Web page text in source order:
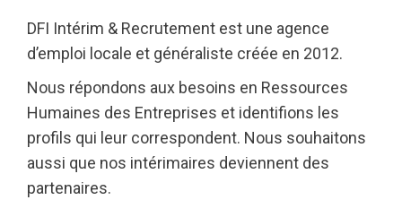
DFI Intérim & Recrutement est une agence
d’emploi locale et généraliste créée en 2012.
Nous répondons aux besoins en Ressources
Humaines des Entreprises et identifions les
profils qui leur correspondent. Nous souhaitons
aussi que nos intérimaires deviennent des
partenaires.